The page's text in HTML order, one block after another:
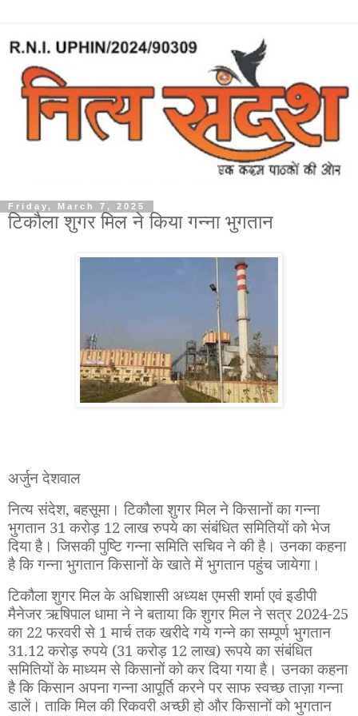
Friday, March 7, 2025
टिकौला शुगर मिल ने किया गन्ना भुगतान
अर्जुन देशवाल
नित्य संदेश, बहसूमा। टिकौला शुगर मिल ने किसानों का गन्ना
भुगतान 31 करोड़ 12 लाख रुपये का संबंधित समितियों को भेज
दिया है। जिसकी पुष्टि गन्ना समिति सचिव ने की है। उनका कहना
है कि गन्ना भुगतान किसानों के खाते में भुगतान पहुंच जायेगा।
टिकौला शुगर मिल के अधिशासी अध्यक्ष एमसी शर्मा एवं इडीपी
मैनेजर ऋषिपाल धामा ने ने बताया कि शुगर मिल ने सत्र 2024-25
का 22 फरवरी से 1 मार्च तक खरीदे गये गन्ने का सम्पूर्ण भुगतान
31.12 करोड़ रुपये (31 करोड़ 12 लाख) रूपये का संबंधित
समितियों के माध्यम से किसानों को कर दिया गया है। उनका कहना
है कि किसान अपना गन्ना आपूर्ति करने पर साफ स्वच्छ ताज़ा गन्ना
डालें। ताकि मिल की रिकवरी अच्छी हो और किसानों को भुगतान